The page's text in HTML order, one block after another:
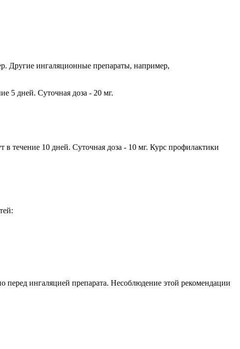
Другие ингаляционные препараты, например,
5 дней. Суточная доза - 20 мг.
течение 10 дней. Суточная доза - 10 мг. Курс профилактики
перед ингаляцией препарата. Несоблюдение этой рекомендации